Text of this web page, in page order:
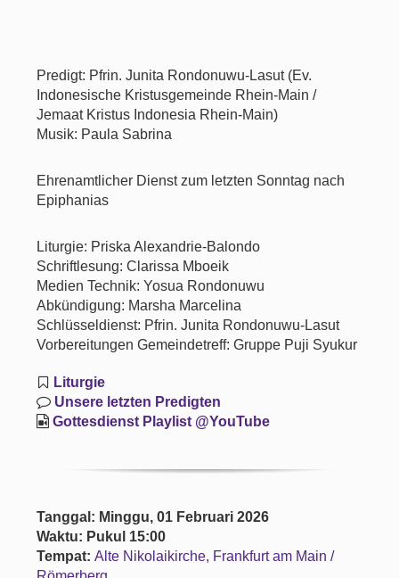
Predigt: Pfrin. Junita Rondonuwu-Lasut (Ev.
Indonesische Kristusgemeinde Rhein-Main /
Jemaat Kristus Indonesia Rhein-Main)
Musik: Paula Sabrina
Ehrenamtlicher Dienst zum letzten Sonntag nach
Epiphanias
Liturgie: Priska Alexandrie-Balondo
Schriftlesung: Clarissa Mboeik
Medien Technik: Yosua Rondonuwu
Abkündigung: Marsha Marcelina
Schlüsseldienst: Pfrin. Junita Rondonuwu-Lasut
Vorbereitungen Gemeindetreff: Gruppe Puji Syukur
Liturgie
Unsere letzten Predigten
Gottesdienst Playlist @YouTube
Tanggal: Minggu, 01 Februari 2026
Waktu: Pukul 15:00
Tempat:Alte Nikolaikirche, Frankfurt am Main /